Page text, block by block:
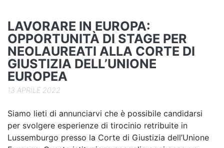
k
LAVORARE IN EUROPA:
OPPORTUNITÀ DI STAGE PER
NEOLAUREATI ALLA CORTE DI
GIUSTIZIA DELL’UNIONE
EUROPEA
13 APRILE 2022
Siamo lieti di annunciarvi che è possibile candidarsi
per svolgere esperienze di tirocinio retribuite in
Lussemburgo presso la Corte di Giustizia dell’Unione